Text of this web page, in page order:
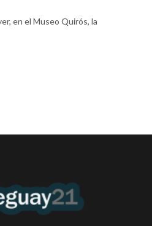
en el Museo Quirós, la